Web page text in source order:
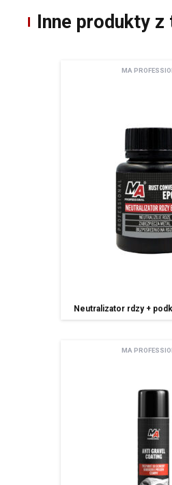
Inne produkty
MA
Neutralizator rdzy +
MA
Newsletter
pouczeniem dotyczącym prawa dostępu do
poprawiania. Jestem świadom/świadoma, iż
każdym czasie, co skutkować będzie
Zgodnie z art. 13 ogólnego rozporządzenia o
kwietnia 2016 r. (Dz. Urz. UE L 119 z
administratorem Pani/Pana danych
z siedzibą w Sosnowcu (41-200), ul
Pani/Pana dane osobowe
newsletter – na podstawie art. 6
o ochronie danych osobowych z
Odbiorcami Pani/Pana danych
osobowych (Mailchimp)
spółki należące do grupy
odwołania zgody na korzystanie z
przenoszenia danych, prawo
prawem przetwarzania, którego
jej cofnięcie oraz posiada Pan/i
ma Pani/Pan prawo wniesienia
Pani/Pana dane będą nie
tym również w formie profilowania.